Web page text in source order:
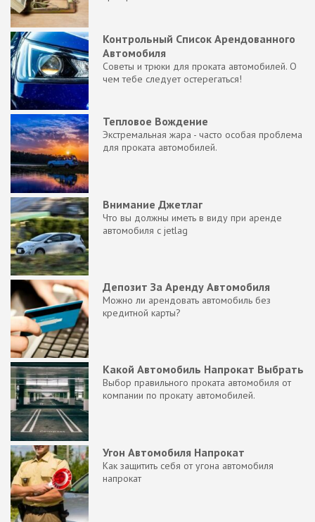
Контрольный Список Арендованного
Автомобиля
Советы и трюки для проката автомобилей. О
чем тебе следует остерегаться!
Тепловое Вождение
Экстремальная жара - часто особая проблема
для проката автомобилей.
Внимание Джетлаг
Что вы должны иметь в виду при аренде
автомобиля с jetlag
Депозит За Аренду Автомобиля
Можно ли арендовать автомобиль без
кредитной карты?
Какой Автомобиль Напрокат Выбрать
Выбор правильного проката автомобиля от
компании по прокату автомобилей.
Угон Автомобиля Напрокат
Как защитить себя от угона автомобиля
напрокат